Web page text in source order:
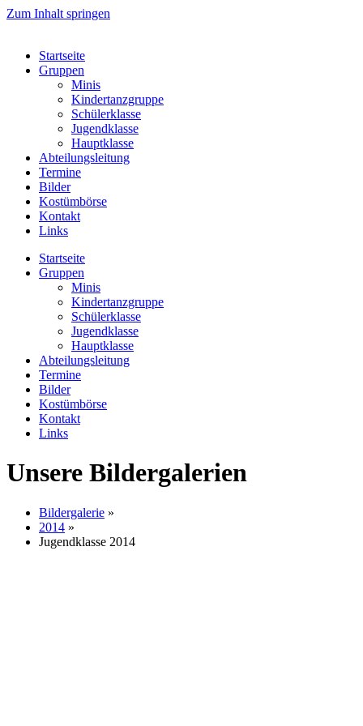
Zum Inhalt springen
Startseite
Gruppen
Minis
Kindertanzgruppe
Schülerklasse
Jugendklasse
Hauptklasse
Abteilungsleitung
Termine
Bilder
Kostümbörse
Kontakt
Links
Startseite
Gruppen
Minis
Kindertanzgruppe
Schülerklasse
Jugendklasse
Hauptklasse
Abteilungsleitung
Termine
Bilder
Kostümbörse
Kontakt
Links
Unsere Bildergalerien
Bildergalerie »
2014 »
Jugendklasse 2014